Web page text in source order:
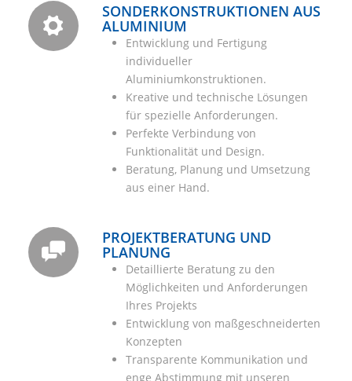
SONDERKONSTRUKTIONEN AUS
ALUMINIUM
Entwicklung und Fertigung
individueller
Aluminiumkonstruktionen.
Kreative und technische Lösungen
für spezielle Anforderungen.
Perfekte Verbindung von
Funktionalität und Design.
Beratung, Planung und Umsetzung
aus einer Hand.
PROJEKTBERATUNG UND
PLANUNG
Detaillierte Beratung zu den
Möglichkeiten und Anforderungen
Ihres Projekts
Entwicklung von maßgeschneiderten
Konzepten
Transparente Kommunikation und
enge Abstimmung mit unseren